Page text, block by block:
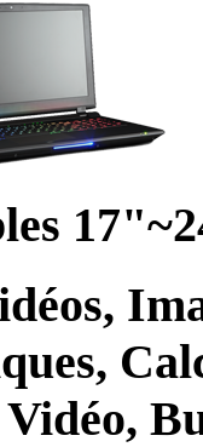
Vidéo,